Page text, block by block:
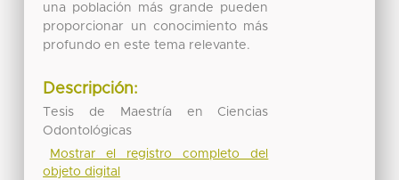
una población más grande pueden
proporcionar un conocimiento más
profundo en este tema relevante.
Descripción:
Tesis de Maestría en Ciencias
Odontológicas
Mostrar el registro completo del
objeto digital